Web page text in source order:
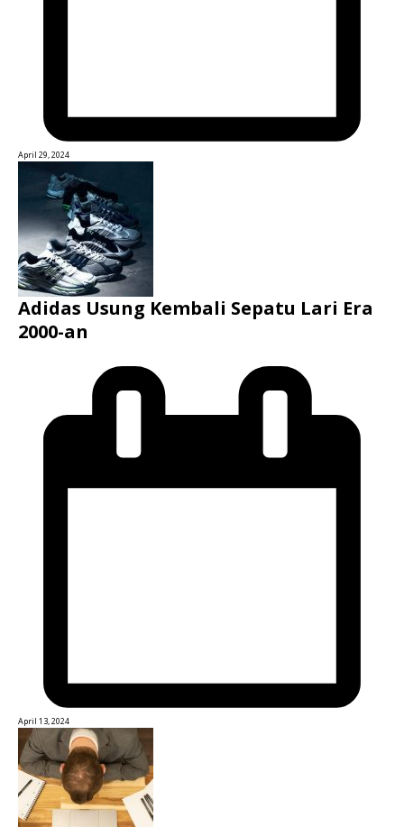
April 29, 2024
Adidas Usung Kembali Sepatu Lari Era
2000-an
April 13, 2024